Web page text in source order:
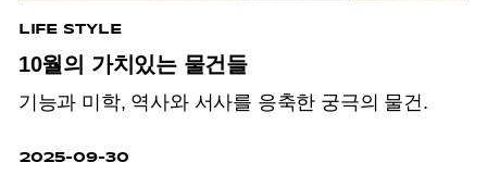
LIFE STYLE
10월의 가치있는 물건들
기능과 미학, 역사와 서사를 응축한 궁극의 물건.
2025-09-30